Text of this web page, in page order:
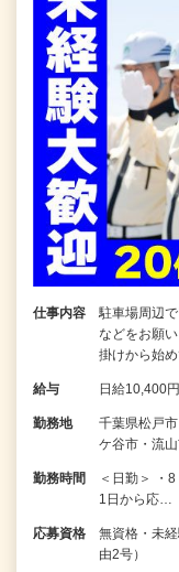
仕事内容
駐車場周辺
などをお願
掛けから始
給与 日給10,400
勤務地
千葉県松戸
ケ谷市・流
勤務時間
＜日勤＞ ・
1日から応…
応募資格
無資格・未
由2号）